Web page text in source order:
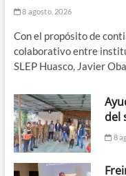
8 agosto, 2026
Con el propósito de
colaborativo entre
SLEP Huasco, Javier
del
8